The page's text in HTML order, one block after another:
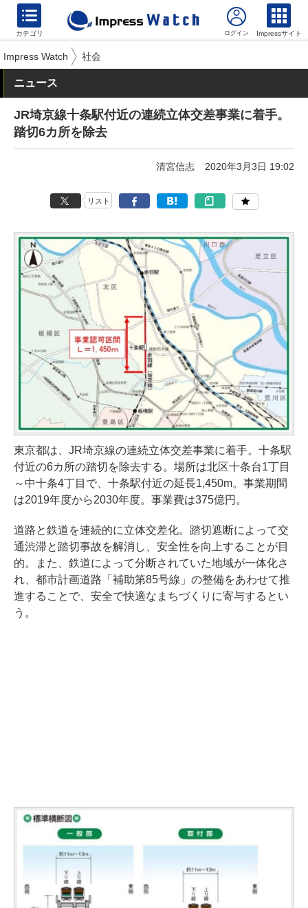
カテゴリ Impressサイト
Impress Watch 社会
ニュース
JR埼京線十条駅付近の連続立体交差事業に着手。
踏切6カ所を除去
清宮信志 2020年3月3日 19:02
リスト
東京都は、JR埼京線の連続立体交差事業に着手。十条駅
付近の6カ所の踏切を除去する。場所は北区十条台1丁目
～中十条4丁目で、十条駅付近の延長1,450m。事業期間
は2019年度から2030年度。事業費は375億円。
道路と鉄道を連続的に立体交差化。踏切遮断によって交
通渋滞と踏切事故を解消し、安全性を向上することが目
的。また、鉄道によって分断されていた地域が一体化さ
れ、都市計画道路「補助第85号線」の整備をあわせて推
進することで、安全で快適なまちづくりに寄与するとい
う。